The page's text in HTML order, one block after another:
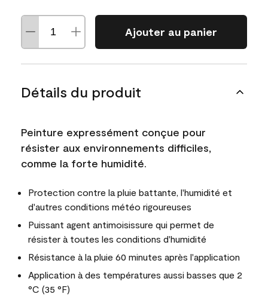
Ajouter au panier
Détails du produit
Peinture expressément conçue pour
résister aux environnements difficiles,
comme la forte humidité.
Protection contre la pluie battante, l'humidité et
d'autres conditions météo rigoureuses
Puissant agent antimoisissure qui permet de
résister à toutes les conditions d'humidité
Résistance à la pluie 60 minutes après l'application
Application à des températures aussi basses que 2
°C (35 °F)